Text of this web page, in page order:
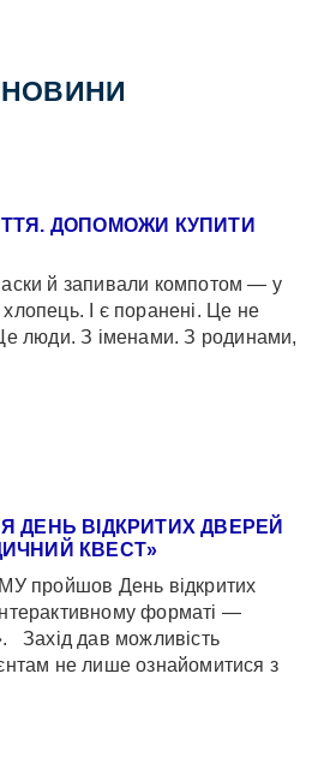
НОВИНИ
ДОПОМОЖИ КУПИТИ
й запивали компотом — у
І є поранені. Це не
люди. З іменами. З родинами,
ДЕНЬ ВІДКРИТИХ ДВЕРЕЙ
КВЕСТ»
пройшов День відкритих
форматі —
Захід дав можливість
не лише ознайомитися з